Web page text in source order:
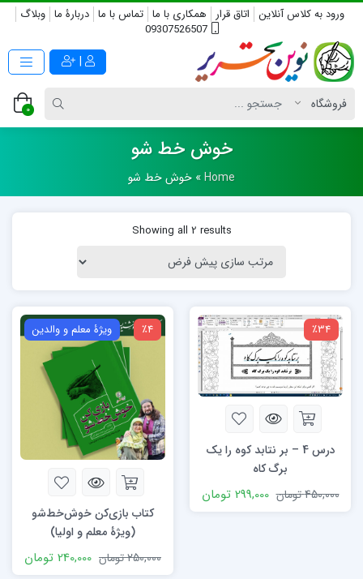
ورود به کلاس آنلاین اتاق قرار همکاری با ما تماس با ما دربارۀ ما وبلاگ
09307526507
|
0
خوش خط شو
Home
» خوش خط شو
Showing all 2 results
٪34
درس 4 – بر نتابد کوه را یک
برگ کاه
450,000تومان 299,000 تومان
٪4 ویژۀ معلم و والدین
کتاب بازی‌کن خوش‌خط‌شو
(ویژۀ معلم و اولیا)
250,000تومان 240,000 تومان